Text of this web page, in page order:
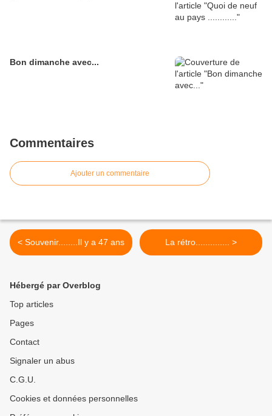
Bon dimanche avec...
Commentaires
Ajouter un commentaire
< Souvenir........Il y a 47 ans La rétro.............. >
Hébergé par Overblog
Top articles
Pages
Contact
Signaler un abus
C.G.U.
Cookies et données personnelles